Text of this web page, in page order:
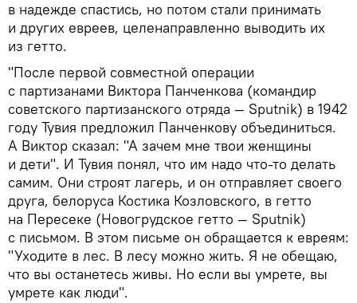
в надежде спастись, но потом стали принимать
и других евреев, целенаправленно выводить их
из гетто.
"После первой совместной операции
с партизанами Виктора Панченкова (командир
советского партизанского отряда — Sputnik) в 1942
году Тувия предложил Панченкову объединиться.
А Виктор сказал: "А зачем мне твои женщины
и дети". И Тувия понял, что им надо что-то делать
самим. Они строят лагерь, и он отправляет своего
друга, белоруса Костика Козловского, в гетто
на Пересеке (Новогрудское гетто — Sputnik)
с письмом. В этом письме он обращается к евреям:
"Уходите в лес. В лесу можно жить. Я не обещаю,
что вы останетесь живы. Но если вы умрете, вы
умрете как люди".